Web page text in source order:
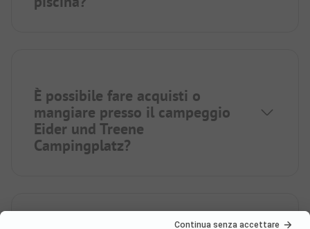
È possibile fare acquisti o
mangiare presso il campeggio
Eider und Treene
Campingplatz?